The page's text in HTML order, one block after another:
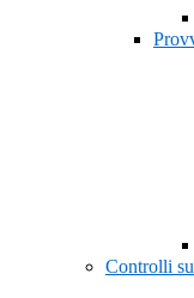
Controlli